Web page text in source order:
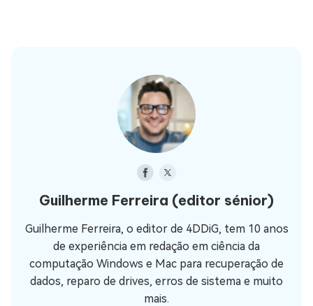
Guilherme Ferreira (editor sénior)
Guilherme Ferreira, o editor de 4DDiG, tem 10 anos
de experiência em redação em ciência da
computação Windows e Mac para recuperação de
dados, reparo de drives, erros de sistema e muito
mais.